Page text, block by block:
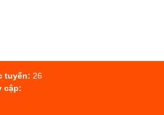
tuyến: 26
cập: